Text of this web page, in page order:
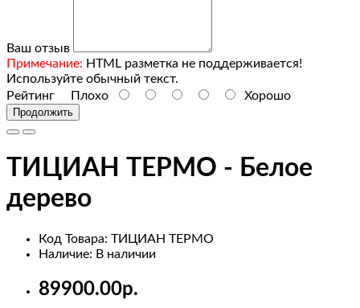
Monitors
test
test
and
Ваш отзыв
Примечание: HTML разметка не поддерживается!
Используйте обычный текст.
Рейтинг Плохо Хорошо
Продолжить
ТИЦИАН ТЕРМО - Белое
дерево
Код Товара: ТИЦИАН ТЕРМО
Наличие: В наличии
89900.00р.